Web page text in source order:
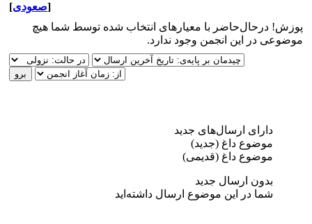
[صعودی]
پوزش! درحال‌حاضر با معیارهای انتخاب شده توسط شما هیچ
موضوعی در این انجمن وجود ندارد.
دارای ارسال‌های جدید‌
موضوع داغ (جدید‌)
موضوع داغ (قدیمی)
بدون ارسال جدید‌
شما در این موضوع ارسال داشته‌اید